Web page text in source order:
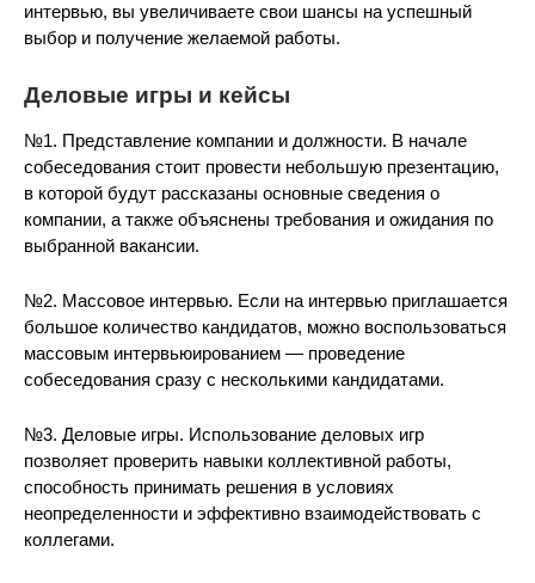
интервью, вы увеличиваете свои шансы на успешный
выбор и получение желаемой работы.
Деловые игры и кейсы
№1. Представление компании и должности. В начале
собеседования стоит провести небольшую презентацию,
в которой будут рассказаны основные сведения о
компании, а также объяснены требования и ожидания по
выбранной вакансии.
№2. Массовое интервью. Если на интервью приглашается
большое количество кандидатов, можно воспользоваться
массовым интервьюированием — проведение
собеседования сразу с несколькими кандидатами.
№3. Деловые игры. Использование деловых игр
позволяет проверить навыки коллективной работы,
способность принимать решения в условиях
неопределенности и эффективно взаимодействовать с
коллегами.